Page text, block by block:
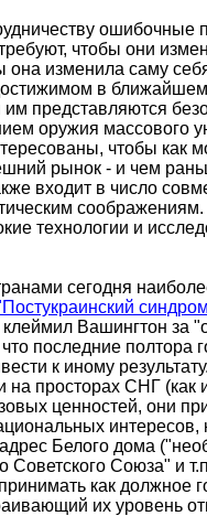
ошибочные
чтобы они
она изменила саму
в
представляются
оружия массового
чтобы как
рынок - и чем
входит в число
технологии и
сегодня
клеймил Вашингтон за
последние полтора
к иному
на просторах СНГ (как
ценностей, они
интересов,
адрес Белого дома
Советского Союза" и
как должное
их уровень